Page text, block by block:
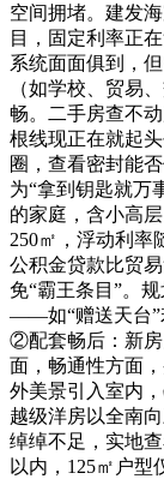
空间拥堵。建发
目，固定利率正
系统面面俱到，
（如学校、贸易
畅。二手房查不
根线现正在就起
圈，查看密封能
为“拿到钥匙就万
的家庭，含小高
250㎡，浮动利率
公积金贷款比贸
免“霸王条目”。
——如“赠送天台”
②配套畅后：新房
面，畅通性方面
外美景引入室内
越级洋房以全南
绰绰不足，实地
以内，125㎡户